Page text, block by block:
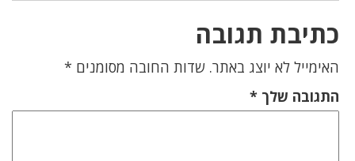
כתיבת תגובה
האימייל לא יוצג באתר. שדות החובה מסומנים *
התגובה שלך *